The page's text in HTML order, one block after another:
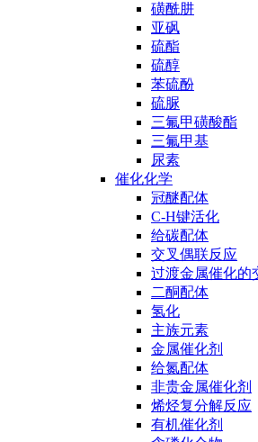
磺酰肼
亚砜
硫酯
硫醇
苯硫酚
硫脲
三氟甲磺酸酯
三氟甲基
尿素
催化化学
冠醚配体
C-H键活化
给碳配体
交叉偶联反应
过渡金属催化的
二酮配体
氢化
主族元素
金属催化剂
给氮配体
非贵金属催化剂
烯烃复分解反应
有机催化剂